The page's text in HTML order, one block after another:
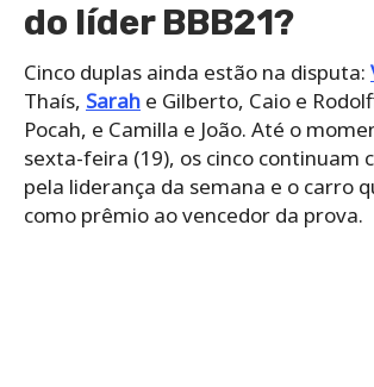
do líder BBB21?
Cinco duplas ainda estão na disputa:
Thaís, Sarah e Gilberto, Caio e
Pocah, e Camilla e João. Até o
sexta-feira (19), os cinco continuam
pela liderança da semana e o carro
como prêmio ao vencedor da prova.